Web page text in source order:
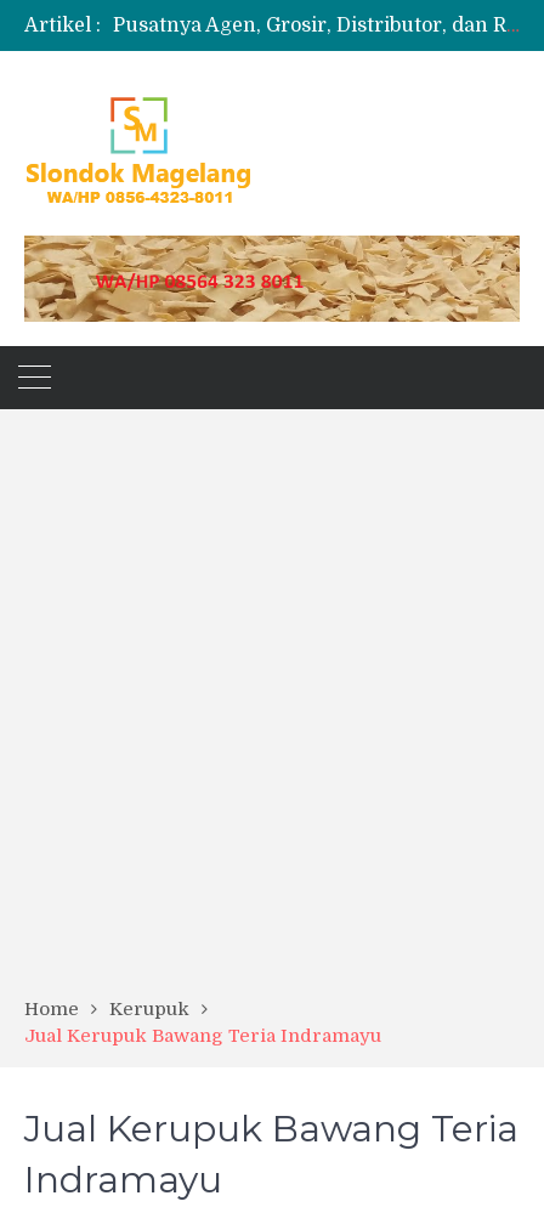
Artikel :
Pusatnya Agen, Grosir, Distributor, dan Reseller Puyur Koin
Produksi Slondok
Jual Puyur Koin Mentah 1 Ball 5 kg
Home
Kerupuk
Jual Kerupuk Bawang Teria Indramayu
Jual Kerupuk Bawang Teria
Indramayu